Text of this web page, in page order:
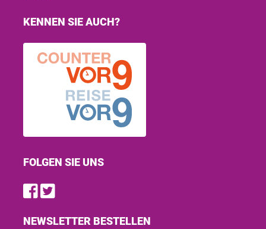
KENNEN SIE AUCH?
FOLGEN SIE UNS
Find us on Facebook
Follow us on Twitter
NEWSLETTER BESTELLEN